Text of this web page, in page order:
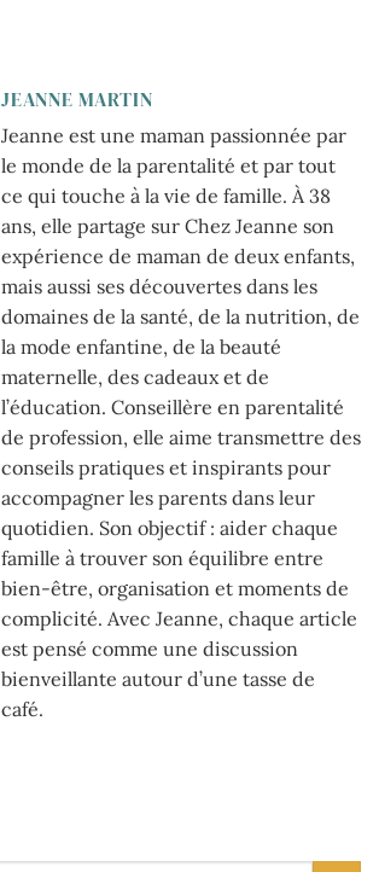
JEANNE MARTIN
Jeanne est une maman passionnée par
le monde de la parentalité et par tout
ce qui touche à la vie de famille. À 38
ans, elle partage sur Chez Jeanne son
expérience de maman de deux enfants,
mais aussi ses découvertes dans les
domaines de la santé, de la nutrition, de
la mode enfantine, de la beauté
maternelle, des cadeaux et de
l’éducation. Conseillère en parentalité
de profession, elle aime transmettre des
conseils pratiques et inspirants pour
accompagner les parents dans leur
quotidien. Son objectif : aider chaque
famille à trouver son équilibre entre
bien-être, organisation et moments de
complicité. Avec Jeanne, chaque article
est pensé comme une discussion
bienveillante autour d’une tasse de
café.